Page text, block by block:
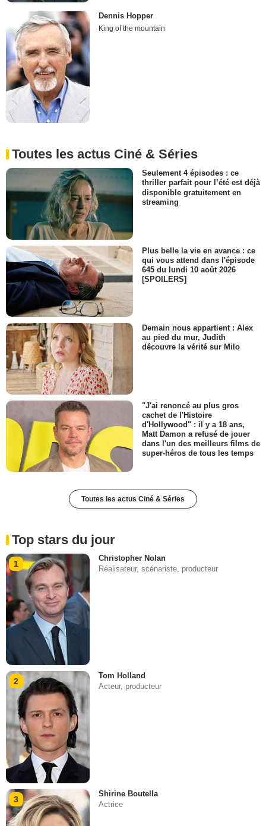
Dennis Hopper
King of the mountain
Toutes les actus Ciné & Séries
Seulement 4 épisodes : ce
thriller parfait pour l’été est déjà
disponible gratuitement en
streaming
Plus belle la vie en avance : ce
qui vous attend dans l'épisode
645 du lundi 10 août 2026
[SPOILERS]
Demain nous appartient : Alex
au pied du mur, Judith
découvre la vérité sur Milo
"J'ai renoncé au plus gros
cachet de l'Histoire
d'Hollywood" : il y a 18 ans,
Matt Damon a refusé de jouer
dans l'un des meilleurs films de
super-héros de tous les temps
Toutes les actus Ciné & Séries
Top stars du jour
1
Christopher Nolan
Réalisateur, scénariste, producteur
2
Tom Holland
Acteur, producteur
3
Shirine Boutella
Actrice